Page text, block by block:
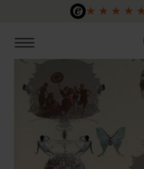
Zum Hauptinhalt springen
★ ★ ★ ★ ★